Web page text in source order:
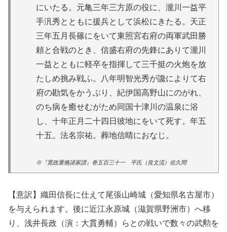
にいたる。元亀三年三方原の役に、瀧川一益平
手汎秀とともに援兵として浜松にきたる。天正
三年五月長篠にをいて東照宮右府の両軍武田勝
頼と合戦のとき、信盛右府の先鋒にありて瀧川
一益とともに軽卒を指揮して三千挺の火炮を放
たしめ挑み戦ふ。八年明智光秀が讒によりて右
府の勘気をかうぶり、紀伊国高野山にのがれ、
のち病を癒せむがため同国十津川の温泉に浴
し、十年正月二十四日彼地にをいて死す。年五
十五。法名宗祐。葬地信晴におなじ。
※『寛政重脩諸家譜』巻五百三十一 平氏（良文流）佐久間
【意訳】織田信長に仕えて尾張山崎城（愛知県名古屋市）
を与えられます。後に近江永原城（滋賀県野洲市）へ移
り、浅井長政（演：大貫勇輔）らとの戦いで数々の武勲を